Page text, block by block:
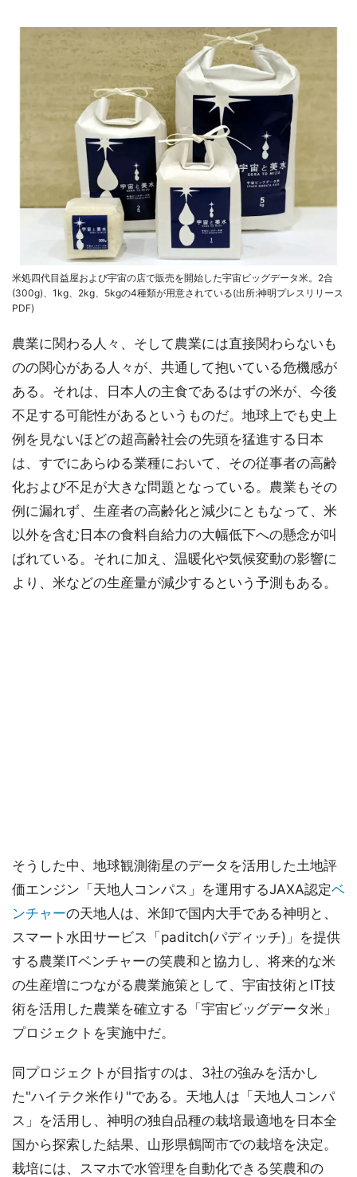
米処四代目益屋および宇宙の店で販売を開始した宇宙ビッグデータ米。2合
(300g)、1kg、2kg、5kgの4種類が用意されている(出所:神明プレスリリース
PDF)
農業に関わる人々、そして農業には直接関わらないも
のの関心がある人々が、共通して抱いている危機感が
ある。それは、日本人の主食であるはずの米が、今後
不足する可能性があるというものだ。地球上でも史上
例を見ないほどの超高齢社会の先頭を猛進する日本
は、すでにあらゆる業種において、その従事者の高齢
化および不足が大きな問題となっている。農業もその
例に漏れず、生産者の高齢化と減少にともなって、米
以外を含む日本の食料自給力の大幅低下への懸念が叫
ばれている。それに加え、温暖化や気候変動の影響に
より、米などの生産量が減少するという予測もある。
そうした中、地球観測衛星のデータを活用した土地評
価エンジン「天地人コンパス」を運用するJAXA認定ベ
ンチャーの天地人は、米卸で国内大手である神明と、
スマート水田サービス「paditch(パディッチ)」を提供
する農業ITベンチャーの笑農和と協力し、将来的な米
の生産増につながる農業施策として、宇宙技術とIT技
術を活用した農業を確立する「宇宙ビッグデータ米」
プロジェクトを実施中だ。
同プロジェクトが目指すのは、3社の強みを活かし
た"ハイテク米作り"である。天地人は「天地人コンパ
ス」を活用し、神明の独自品種の栽培最適地を日本全
国から探索した結果、山形県鶴岡市での栽培を決定。
栽培には、スマホで水管理を自動化できる笑農和の